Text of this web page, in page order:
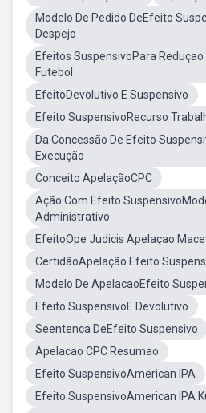
Modelo De Pedido DeEfeito
Despejo
Efeitos SuspensivoPara Reduçao
Futebol
EfeitoDevolutivo E Suspensivo
Efeito SuspensivoRecurso
Da Concessão De Efeito
Execução
Conceito ApelaçãoCPC
Ação Com Efeito
Administrativo
EfeitoOpe Judicis Apelaçao
CertidãoApelação Efeito
Modelo De ApelacaoEfeito
Efeito SuspensivoE Devolutivo
Seentenca DeEfeito Suspensivo
Apelacao CPC Resumao
Efeito SuspensivoAmerican IPA
Efeito SuspensivoAmerican IPA